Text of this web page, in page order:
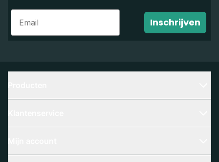
Email
Inschrijven